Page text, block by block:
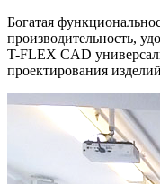
Богатая
производительность,
T-FLEX CAD
проектирования